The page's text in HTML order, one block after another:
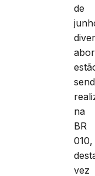
de
na
BR
010,
vez